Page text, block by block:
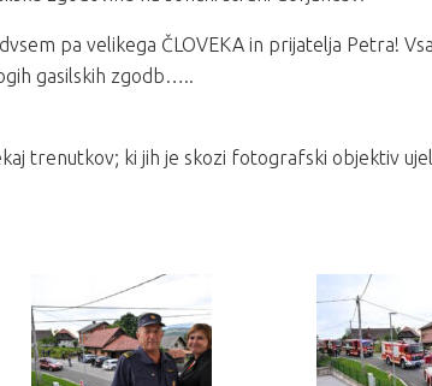
pa velikega ČLOVEKA in prijatelja Petra!
gasilskih zgodb…..
trenutkov; ki jih je skozi fotografski objektiv